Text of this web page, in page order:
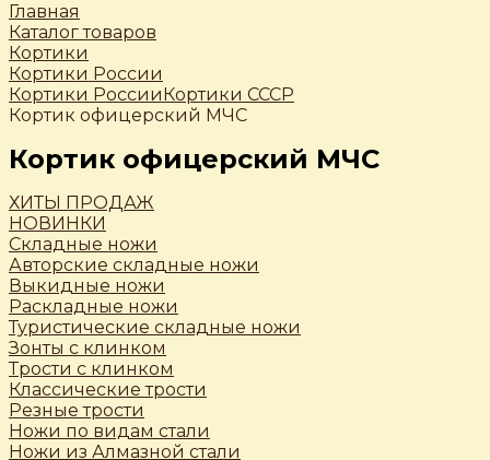
Главная
Каталог товаров
Кортики
Кортики России
Кортики РоссииКортики СССР
Кортик офицерский МЧС
Кортик офицерский МЧС
ХИТЫ ПРОДАЖ
НОВИНКИ
Складные ножи
Авторские складные ножи
Выкидные ножи
Раскладные ножи
Туристические складные ножи
Зонты с клинком
Трости c клинком
Классические трости
Резные трости
Ножи по видам стали
Ножи из Алмазной стали